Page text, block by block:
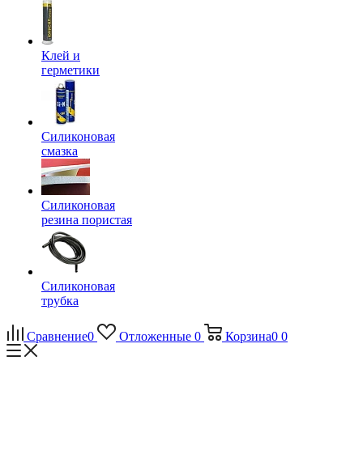
Клей и
герметики
Силиконовая
смазка
Силиконовая
резина пористая
Силиконовая
трубка
Сравнение0 Отложенные 0 Корзина0 0